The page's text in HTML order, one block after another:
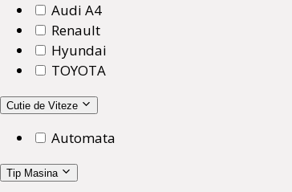
Audi A4
Renault
Hyundai
TOYOTA
Cutie de Viteze
Automata
Tip Masina